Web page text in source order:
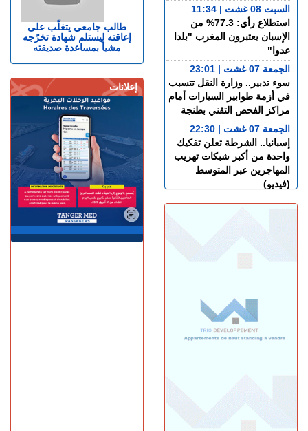
طالب جامعي يتغلّب على
إعاقته ليستلم شهادة تخرّجه
مشياً بمساعدة صديقته
إعلانات
السبت 08 غشت | 11:34
استطلاع رأي: 77.3% من
الإسبان يعتبرون المغرب "بلدا
عدوا"
الجمعة 07 غشت | 23:01
سوء تدبير.. وزارة النقل تتسبب
في أزمة طوابير السيارات أمام
مراكز الفحص التقني بطنجة
الجمعة 07 غشت | 22:30
إسبانيا.. الشرطة تعلن تفكيك
واحدة من أكبر شبكات تهريب
المهاجرين عبر المتوسط
(فيديو)
الجمعة 07 غشت | 21:06
الجمعة 07 غشت | 20:08
في قبضة الشرطة
طنجة.. العثور على جثة أربعيني
وصفتها بـ"المفبركة".. حركة
"جيل زد 212" تتبرأ من
منشورات تحرض على النزول